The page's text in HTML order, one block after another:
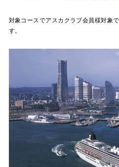
対象コースでアスカクラブ会員様対象
す。